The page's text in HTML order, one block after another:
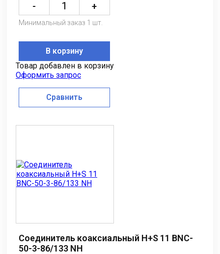
- +
Минимальный заказ 1 шт.
В корзину
Товар добавлен в корзину
Оформить запрос
Сравнить
Соединитель коаксиальный H+S 11 BNC-
50-3-86/133 NH